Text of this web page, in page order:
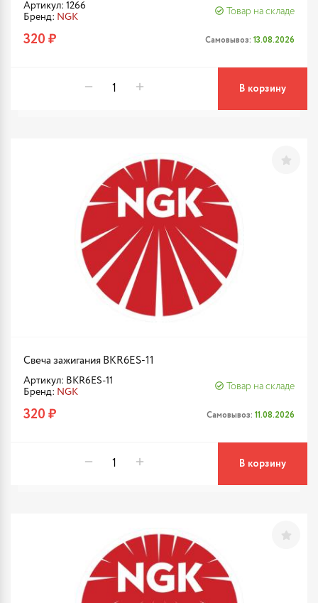
Артикул: 1266
Бренд: NGK
Товар на складе
320 ₽ Самовывоз: 13.08.2026
В корзину
Свеча зажигания BKR6ES-11
Артикул: BKR6ES-11
Бренд: NGK
Товар на складе
320 ₽ Самовывоз: 11.08.2026
В корзину